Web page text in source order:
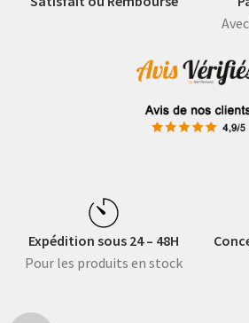
Expédition sous 24 – 48H
Pour les produits en stock